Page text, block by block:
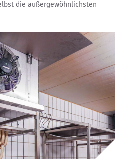
die außergewöhnlichsten